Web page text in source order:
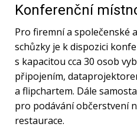
Konferenční
Pro firemní a společenské
schůzky je k dispozici
s kapacitou cca 30 osob
připojením,
a flipchartem. Dále
pro podávání občerstvení
restaurace.